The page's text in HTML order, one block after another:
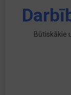
Būtiskākie